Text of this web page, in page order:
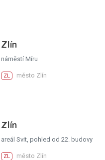
Zlín
náměstí Míru
ZL město Zlín
Zlín
areál Svit, pohled od 22. budovy
ZL město Zlín